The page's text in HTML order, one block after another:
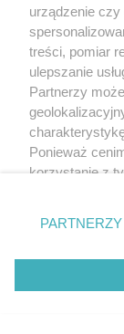
urządzenie czy
treści, pomiar
ulepszanie
Partnerzy
Ponieważ
korzystanie z
zmienić/
znajdujący się
rodzaje
użytkownika,
przetwarzaniu.
PARTNERZY